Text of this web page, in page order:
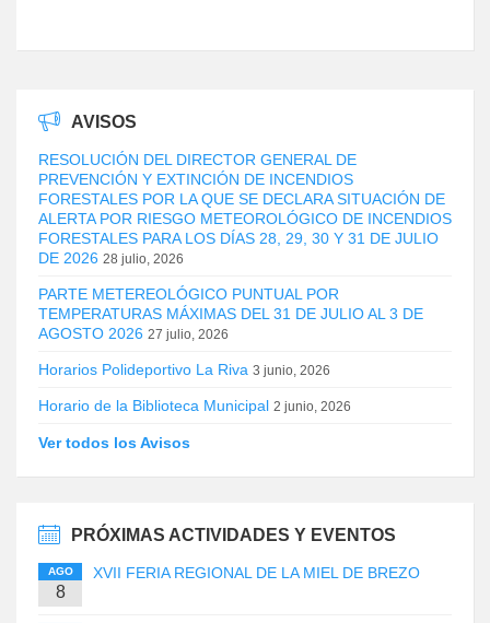
AVISOS
RESOLUCIÓN DEL DIRECTOR GENERAL DE
PREVENCIÓN Y EXTINCIÓN DE INCENDIOS
FORESTALES POR LA QUE SE DECLARA SITUACIÓN DE
ALERTA POR RIESGO METEOROLÓGICO DE INCENDIOS
FORESTALES PARA LOS DÍAS 28, 29, 30 Y 31 DE JULIO
DE 2026 28 julio, 2026
PARTE METEREOLÓGICO PUNTUAL POR
TEMPERATURAS MÁXIMAS DEL 31 DE JULIO AL 3 DE
AGOSTO 2026 27 julio, 2026
Horarios Polideportivo La Riva 3 junio, 2026
Horario de la Biblioteca Municipal 2 junio, 2026
Ver todos los Avisos
PRÓXIMAS ACTIVIDADES Y EVENTOS
AGO
8
XVII FERIA REGIONAL DE LA MIEL DE BREZO